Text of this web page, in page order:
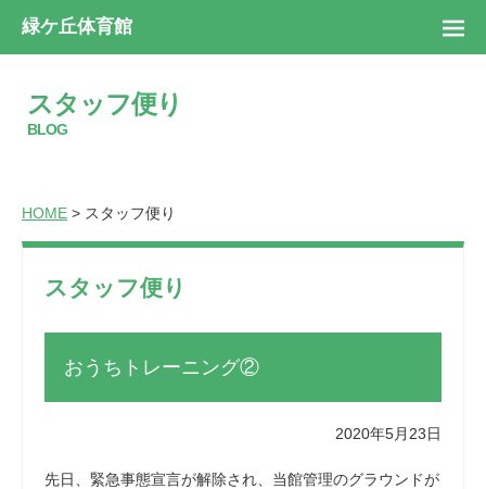
緑ケ丘体育館
スタッフ便り
BLOG
HOME > スタッフ便り
スタッフ便り
おうちトレーニング②
2020年5月23日
先日、緊急事態宣言が解除され、当館管理のグラウンドが